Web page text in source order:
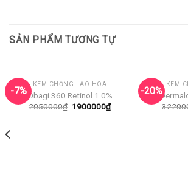
SẢN PHẨM TƯƠNG TỰ
-7%
KEM CHỐNG LÃO HÓA
Obagi 360 Retinol 1.0%
2050000₫ Giá
1900000₫Giá
hiện
-20%
KEM